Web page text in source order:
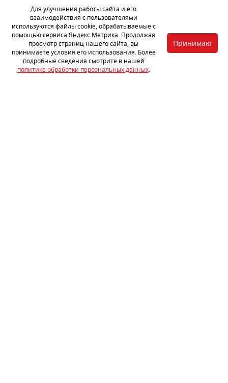
видео, которые помогут вам быстро и безопасно обработать
автомобиль.
Хотите больше информации о шумоизоляции?
Позвоните по телефону
Для улучшения работы сайта и его
взаимодействия с пользователями
используются файлы cookie, обрабатываемые с
помощью сервиса Яндекс.Метрика. Продолжая
просмотр страниц нашего сайта, вы
принимаете условия его использования. Более
подробные сведения смотрите в нашей
политике обработки персональных данных.
Принимаю